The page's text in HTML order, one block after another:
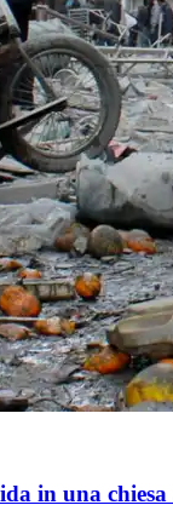
in una chiesa